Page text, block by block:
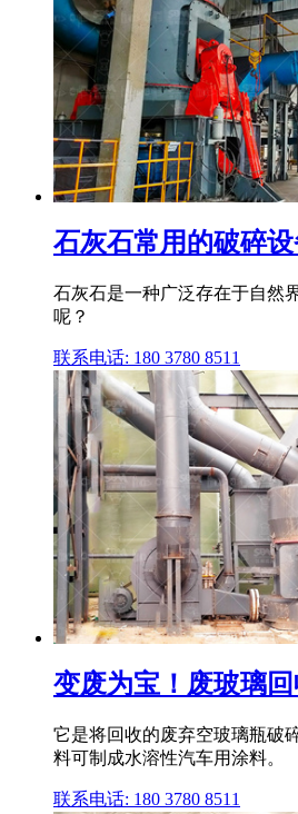
石灰石常用的破碎
石灰石是一种广泛存在于自然
呢？
联系电话: 180 3780 8511
变废为宝！废玻璃
它是将回收的废弃空玻璃瓶破
料可制成水溶性汽车用涂料。
联系电话: 180 3780 8511